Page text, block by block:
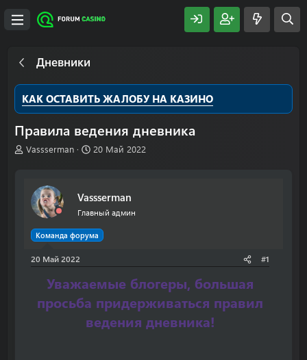
Дневники
КАК ОСТАВИТЬ ЖАЛОБУ НА КАЗИНО
Правила ведения дневника
А
м
Vassserman
Д
н
а
а
20 Май 2022
Vassserman
Главный админ
Команда форума
20 Май 2022 #1
Уважаемые блогеры, большая
просьба придерживаться правил
ведения дневника!